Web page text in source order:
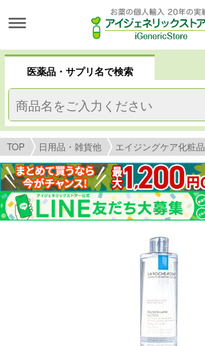
医薬品・サプリ名で検索
TOP 日用品・雑貨他 エイジングケア化粧品